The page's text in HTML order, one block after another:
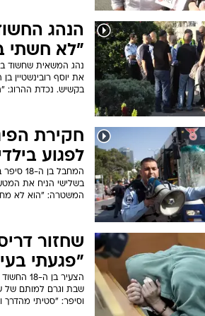
הנהג
"לא חשתי
נהג המשאית שחשוד
בקשיש. נכדת ההרוג:
לפגוע
המחבל
בשלישי הניח את
המשטרה: "הוא לא
שחזור
"פגעתי
שבת וגרם למותם של
וסיפר: "סטיתי